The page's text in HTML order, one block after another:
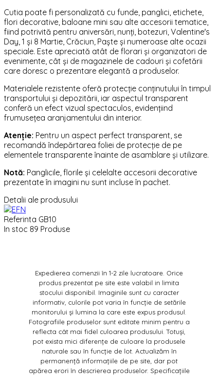
Cutia poate fi personalizată cu funde, panglici, etichete,
flori decorative, baloane mini sau alte accesorii tematice,
fiind potrivită pentru aniversări, nunți, botezuri, Valentine's
Day, 1 și 8 Martie, Crăciun, Paște și numeroase alte ocazii
speciale. Este apreciată atât de florari și organizatori de
evenimente, cât și de magazinele de cadouri și cofetării
care doresc o prezentare elegantă a produselor.
Materialele rezistente oferă protecție conținutului în timpul
transportului și depozitării, iar aspectul transparent
conferă un efect vizual spectaculos, evidențiind
frumusețea aranjamentului din interior.
Atenție: Pentru un aspect perfect transparent, se
recomandă îndepărtarea foliei de protecție de pe
elementele transparente înainte de asamblare și utilizare.
Notă: Panglicile, florile și celelalte accesorii decorative
prezentate în imagini nu sunt incluse în pachet.
Detalii ale produsului
Referinta GB10
In stoc 89 Produse
Expedierea comenzii în 1-2 zile lucratoare. Orice
produs prezentat pe site este valabil in limita
stocului disponibil. Imaginile sunt cu caracter
informativ, culorile pot varia în funcție de setările
monitorului și lumina la care este expus produsul.
Fotografiile produselor sunt editate minim pentru a
reflecta cât mai fidel culoarea produsului. Totuși,
pot exista mici diferențe de culoare la produsele
naturale sau în funcție de lot. Actualizăm în
permanență informațiile de pe site, dar pot
apărea erori în descrierea produselor. Specificațiile